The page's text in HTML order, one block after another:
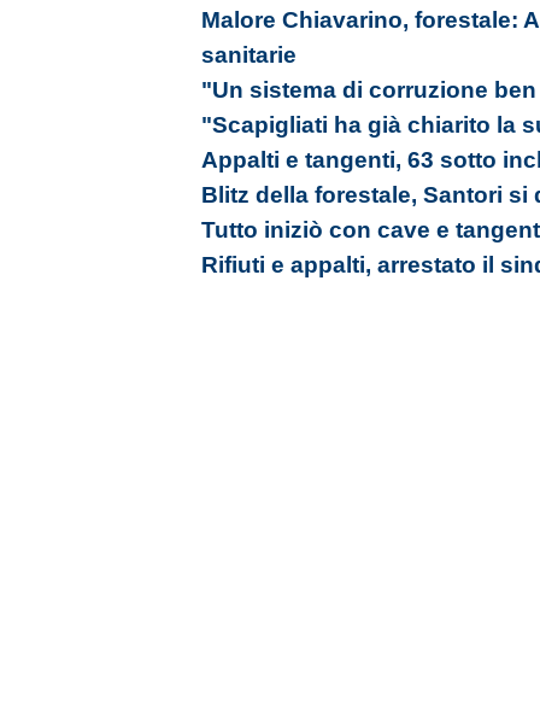
Malore Chiavarino, forestale:
sanitarie
"Un sistema di corruzione
"Scapigliati ha già chiarito la
Appalti e tangenti, 63 sotto
Blitz della forestale, Santori si
Tutto iniziò con cave e
Rifiuti e appalti, arrestato il